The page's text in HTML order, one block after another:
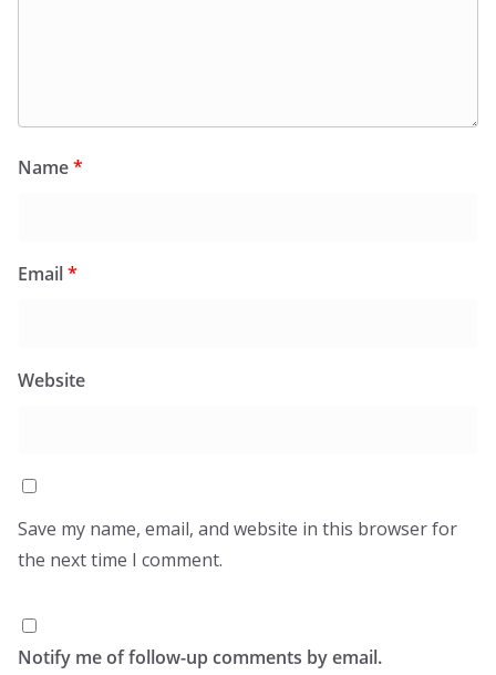
Name*
Email*
Website
Save my name, email, and website in this browser for
the next time I comment.
Notify me of follow-up comments by email.